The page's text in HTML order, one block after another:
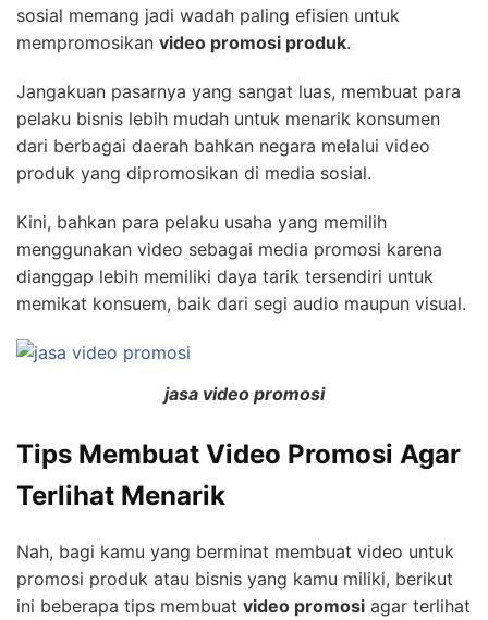
sosial memang jadi wadah paling efisien untuk
mempromosikan video promosi produk.
Jangakuan pasarnya yang sangat luas, membuat para
pelaku bisnis lebih mudah untuk menarik konsumen
dari berbagai daerah bahkan negara melalui video
produk yang dipromosikan di media sosial.
Kini, bahkan para pelaku usaha yang memilih
menggunakan video sebagai media promosi karena
dianggap lebih memiliki daya tarik tersendiri untuk
memikat konsuem, baik dari segi audio maupun visual.
jasa video promosi
Tips Membuat Video Promosi Agar
Terlihat Menarik
Nah, bagi kamu yang berminat membuat video untuk
promosi produk atau bisnis yang kamu miliki, berikut
ini beberapa tips membuat video promosi agar terlihat